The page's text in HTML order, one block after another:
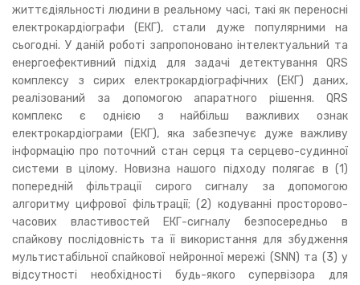
життєдіяльності людини в реальному часі, такі як переносні
електрокардіографи (ЕКГ), стали дуже популярними на
сьогодні. У даній роботі запропоновано інтелектуальний та
енергоефективний підхід для задачі детектування QRS
комплексу з сирих електрокардіографічних (ЕКГ) даних,
реалізований за допомогою апаратного рішення. QRS
комплекс є однією з найбільш важливих ознак
електрокардіограми (ЕКГ), яка забезпечує дуже важливу
інформацію про поточний стан серця та серцево-судинної
системи в цілому. Новизна нашого підходу полягає в (1)
попередній фільтрації сирого сигналу за допомогою
алгоритму цифрової фільтрації; (2) кодуванні просторово-
часових властивостей ЕКГ-сигналу безпосередньо в
спайкову послідовність та її використання для збудження
мультистабільної спайкової нейронної мережі (SNN) та (3) у
відсутності необхідності будь-якого супервізора для